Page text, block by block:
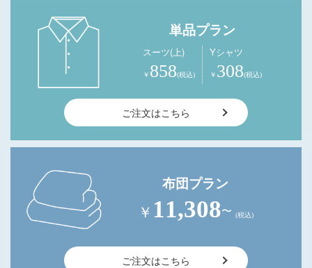
単品プラン
スーツ(上)
￥ 858(税込)
Yシャツ
￥ 308(税込)
ご注文はこちら
布団プラン
￥ 11,308〜 (税込)
ご注文はこちら